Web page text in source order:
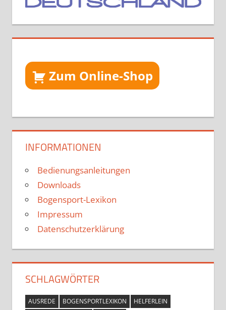
Zum Online-Shop
INFORMATIONEN
Bedienungsanleitungen
Downloads
Bogensport-Lexikon
Impressum
Datenschutzerklärung
SCHLAGWÖRTER
AUSREDE BOGENSPORTLEXIKON
HELFERLEIN